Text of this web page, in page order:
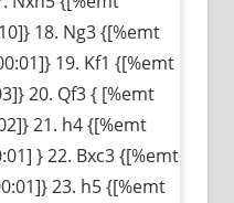
18. Ng3 {[%emt
19. Kf1 {[%emt
20. Qf3 { [%emt
21. h4 {[%emt
} 22. Bxc3 {[%emt
23. h5 {[%emt